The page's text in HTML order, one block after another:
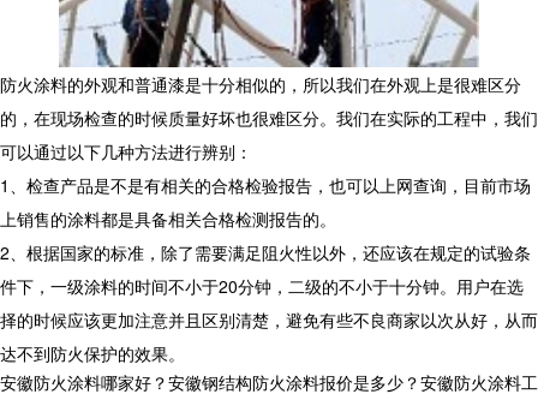
防火涂料的外观和普通漆是十分相似的，所以我们在外观上是很难区分
的，在现场检查的时候质量好坏也很难区分。我们在实际的工程中，我们
可以通过以下几种方法进行辨别：
1、检查产品是不是有相关的合格检验报告，也可以上网查询，目前市场
上销售的涂料都是具备相关合格检测报告的。
2、根据国家的标准，除了需要满足阻火性以外，还应该在规定的试验条
件下，一级涂料的时间不小于20分钟，二级的不小于十分钟。用户在选
择的时候应该更加注意并且区别清楚，避免有些不良商家以次从好，从而
达不到防火保护的效果。
安徽防火涂料哪家好？安徽钢结构防火涂料报价是多少？安徽防火涂料工